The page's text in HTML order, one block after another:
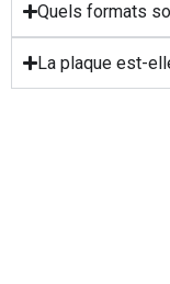
Quels formats
La plaque est-